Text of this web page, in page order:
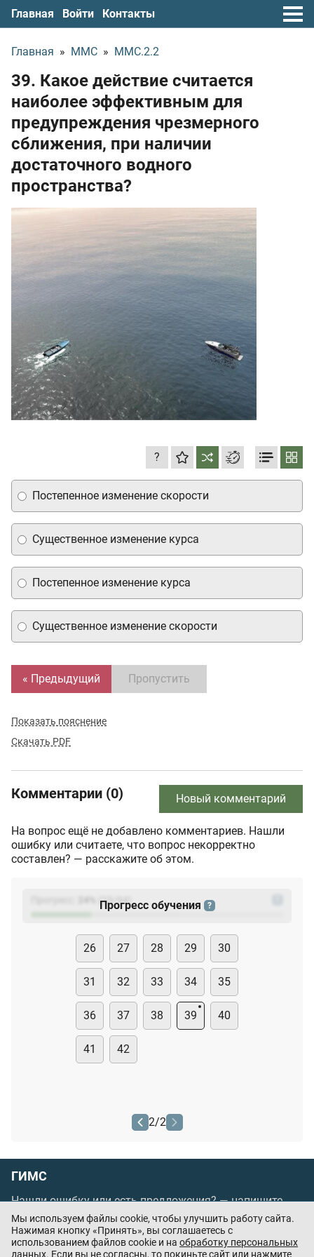
Главная Войти Контакты
Главная » ММС » ММС.2.2
39. Какое действие считается
наиболее эффективным для
предупреждения чрезмерного
сближения, при наличии
достаточного водного
пространства?
?
Существенное изменение курса
Постепенное изменение курса
Существенное изменение скорости
Постепенное изменение скорости
« Предыдущий Пропустить
Показать пояснение
Скачать PDF
Комментарии (0) Новый комментарий
На вопрос ещё не добавлено комментариев. Нашли
ошибку или считаете, что вопрос некорректно
составлен? — расскажите об этом.
(23
Прогресс обучения ?
26 27 28 29 30
31 32 33 34 35
36 37 38 39 40
41 42
2/2
ГИМС
Нашли ошибку или есть предложения? —напишите
нам
Порядок проведения оплаты по банковским
картам/Цены/Оферта
Мы используем файлы cookie, чтобы улучшить работу сайта.
Нажимая кнопку «Принять», вы соглашаетесь с
использованием файлов cookie и на обработку персональных
данных. Если вы не согласны, то покиньте сайт или нажмите